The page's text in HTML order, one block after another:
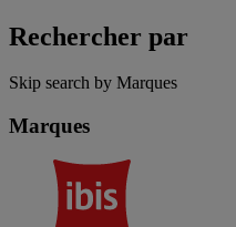
Rechercher par
Skip search by Marques
Marques